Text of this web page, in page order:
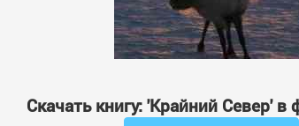
Скачать книгу: 'Крайний Север' в